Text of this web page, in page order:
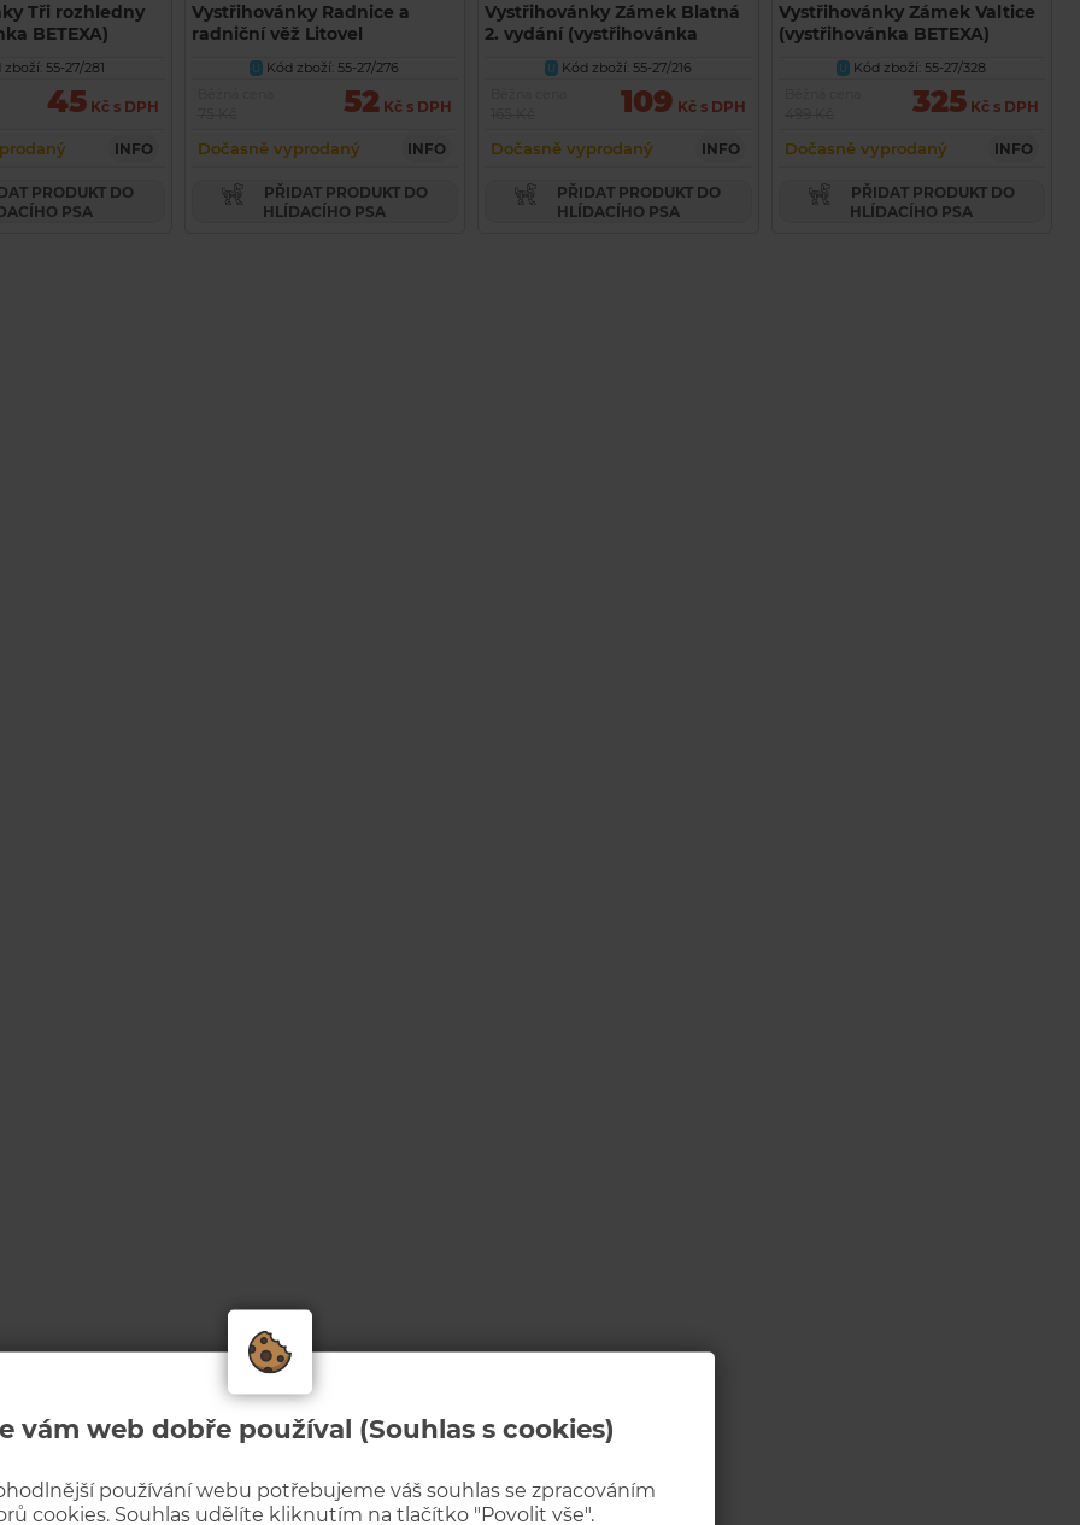
vám web dobře používal (Souhlas s cookies)
používání webu potřebujeme váš souhlas se zpracováním
cookies. Souhlas udělíte kliknutím na tlačítko "Povolit vše".
Tři rozhledny
BETEXA)
55-27/281
45Kč s DPH
INFO
PSA
Vystřihovánky Radnice a
radniční věž Litovel
(vystřihovánka BETEXA)
U
Kód zboží: 55-27/276
52 Kč s DPH
Dočasně vyprodaný INFO
HLÍDACÍHO PSA
Vystřihovánky Zámek Blatná
2. vydání (vystřihovánka
BETEXA)
U Kód zboží: 55-27/216
109 Kč s DPH
Dočasně vyprodaný INFO
HLÍDACÍHO PSA
Vystřihovánky Zámek Valtice
(vystřihovánka BETEXA)
U
Kód zboží: 55-27/328
325 Kč s DPH
Dočasně vyprodaný INFO
HLÍDACÍHO PSA